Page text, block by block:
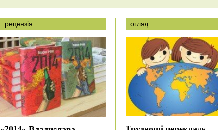
рецензія огляд